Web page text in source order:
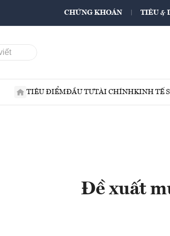
CHỨNG KHOÁN TIÊU &
TIÊU ĐIỂMĐẦU TƯTÀI CHÍNHKINH TẾ
Đề xuất